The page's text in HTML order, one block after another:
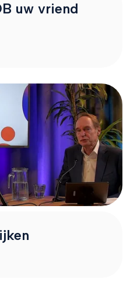
uw vriend